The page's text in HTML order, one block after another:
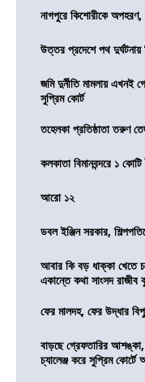
নাগপুরে কিশোরীকে অপহরণ,
উত্তর প্রদেশে পথ
জমি দুর্নীতি মামলায় এখনই
সুপ্রিম কোর্ট
তহেলকা প্রতিষ্ঠাতা তরুণ
কলকাতা বিমানবন্দরে ১
আরো ১২
ডবল ইঞ্জিন সরকার,
আবার কি বড় ধাক্কা খেতে
একান্তে কথা সাংসদ রাজীব
ফের মালদহ, ফের উদ্ধার
বাড়ছে গ্রেফতারির আশঙ্কা,
চ্যালেঞ্জ করে সুপ্রিম